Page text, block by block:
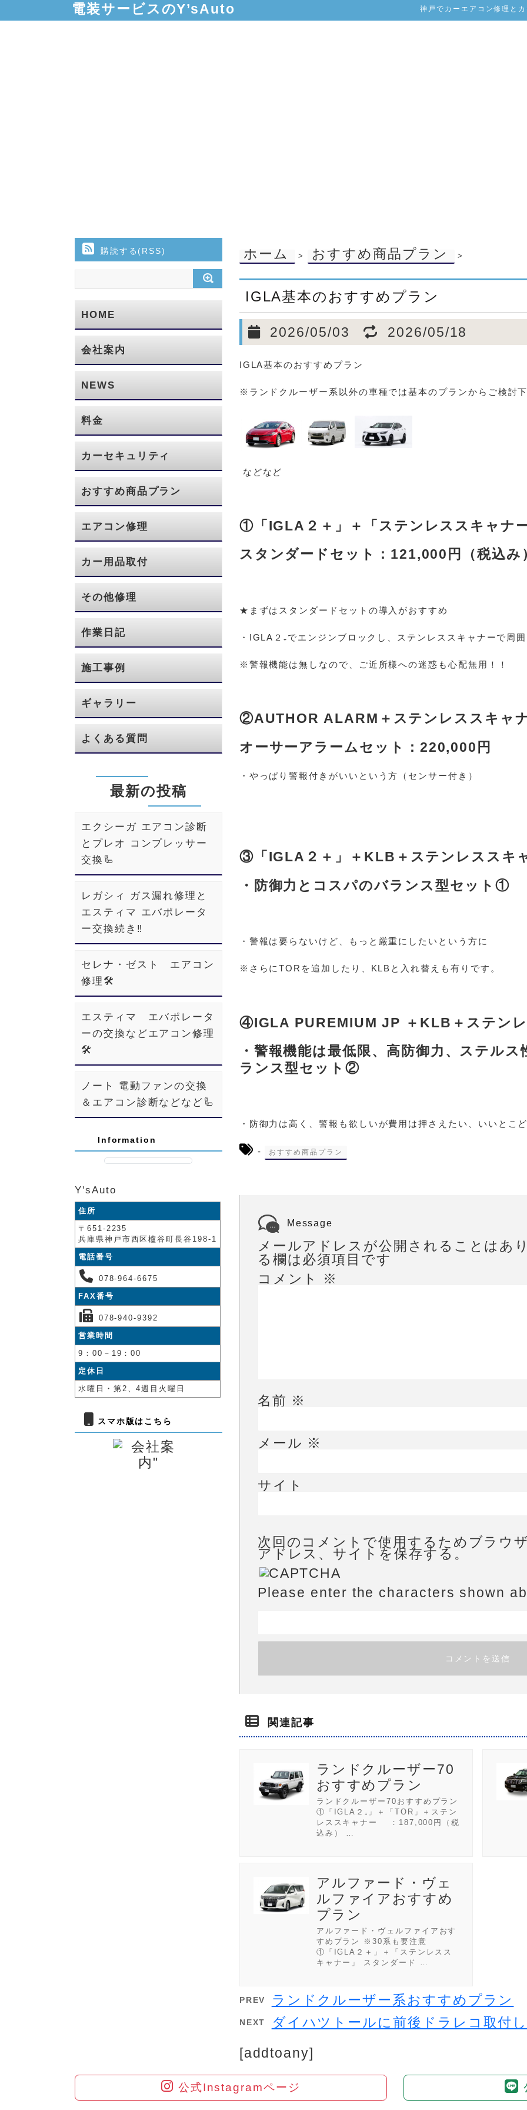
電装サービスのY’sAuto 神戸でカーエアコン修理と
ホーム > おすすめ商品プラン >
IGLA基本のおすすめプラン
2026/05/03 2026/05/18
IGLA基本のおすすめプラン
※ランドクルーザー系以外の車種では基本のプランからご検討下
などなど
①「IGLA２＋」＋「ステンレススキャナー
スタンダードセット：121,000円（税込み
★まずはスタンダードセットの導入がおすすめ
・IGLA２₊でエンジンブロックし、ステンレススキャナーで周囲
※警報機能は無しなので、ご近所様への迷惑も心配無用！！
②AUTHOR ALARM＋ステンレススキャ
オーサーアラームセット：220,000円
・やっぱり警報付きがいいという方（センサー付き）
③「IGLA２＋」＋KLB＋ステンレススキ
・防御力とコスパのバランス型セット①
・警報は要らないけど、もっと厳重にしたいという方に
※さらにTORを追加したり、KLBと入れ替えも有りです。
④IGLA PUREMIUM JP ＋KLB＋ステン
・警報機能は最低限、高防御力、ステル
ランス型セット②
・防御力は高く、警報も欲しいが費用は押さえたい、いいとこ
- おすすめ商品プラン
Message
メールアドレスが公開されることはあ
る欄は必須項目です
コメント
※
名前 ※
メール ※
サイト
次回のコメントで使用するためブラウ
アドレス、サイトを保存する。
Please enter the characters shown
関連記事
ランドクルーザー70
おすすめプラン
ランドクルーザー70おすすめプラン
①「IGLA２₊」＋「TOR」＋ステン
レススキャナー ：187,000円（税
込み） …
アルファード・ヴェ
ルファイアおすすめ
プラン
アルファード・ヴェルファイアおす
すめプラン ※30系も要注意
①「IGLA２＋」＋「ステンレスス
キャナー」 スタンダード …
PREV ランドクルーザー系おすすめプラン
NEXT ダイハツトールに前後ドラレコ取付し
[addtoany]
購読する(RSS)
HOME
会社案内
NEWS
料金
カーセキュリティ
おすすめ商品プラン
エアコン修理
カー用品取付
その他修理
作業日記
施工事例
ギャラリー
よくある質問
最新の投稿
エクシーガ エアコン診断
とプレオ コンプレッサー
交換🦾
レガシィ ガス漏れ修理と
エスティマ エバポレータ
ー交換続き‼️
セレナ・ゼスト エアコン
修理🛠️
エスティマ エバポレータ
ーの交換などエアコン修理
🛠️
ノート 電動ファンの交換
＆エアコン診断などなど🦾
Information
Y'sAuto
住所
〒651-2235
兵庫県神戸市西区櫨谷町長谷198-1
電話番号
078-964-6675
FAX番号
078-940-9392
営業時間
9：00－19：00
定休日
水曜日・第2、4週目火曜日
スマホ版はこちら
公式Instagramページ